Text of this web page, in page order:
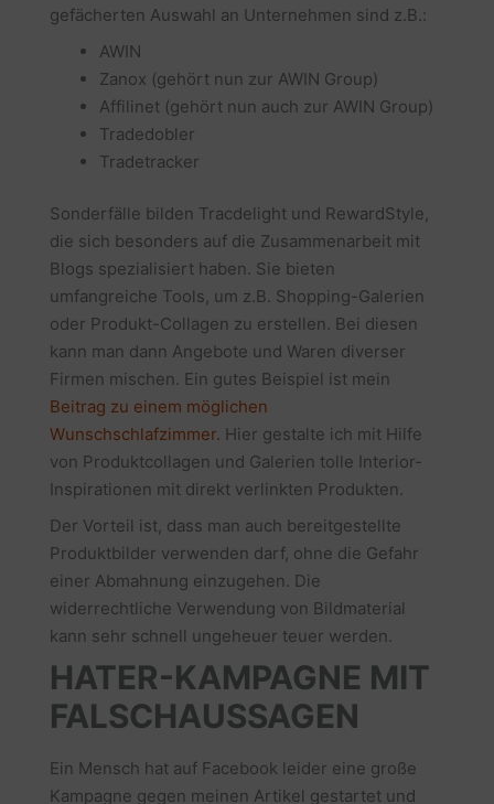
gefächerten Auswahl an Unternehmen sind z.B.:
AWIN
Zanox (gehört nun zur AWIN Group)
Affilinet (gehört nun auch zur AWIN Group)
Tradedobler
Tradetracker
Sonderfälle bilden Tracdelight und RewardStyle,
die sich besonders auf die Zusammenarbeit mit
Blogs spezialisiert haben. Sie bieten
umfangreiche Tools, um z.B. Shopping-Galerien
oder Produkt-Collagen zu erstellen. Bei diesen
kann man dann Angebote und Waren diverser
Firmen mischen. Ein gutes Beispiel ist mein
Beitrag zu einem möglichen
Wunschschlafzimmer. Hier gestalte ich mit Hilfe
von Produktcollagen und Galerien tolle Interior-
Inspirationen mit direkt verlinkten Produkten.
Der Vorteil ist, dass man auch bereitgestellte
Produktbilder verwenden darf, ohne die Gefahr
einer Abmahnung einzugehen. Die
widerrechtliche Verwendung von Bildmaterial
kann sehr schnell ungeheuer teuer werden.
HATER-KAMPAGNE MIT
FALSCHAUSSAGEN
Ein Mensch hat auf Facebook leider eine große
Kampagne gegen meinen Artikel gestartet und